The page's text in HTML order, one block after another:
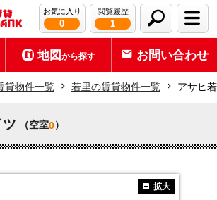
お気に入り
0
閲覧履歴
1
地図から探す お問い合わせ
貸物件一覧 若里の賃貸物件一覧 アサヒ
（空室0）
拡大